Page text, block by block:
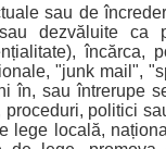
sau de
dezvăluite ca
încărca,
"junk mail",
în, sau întrerupe
proceduri, politici
lege locală,